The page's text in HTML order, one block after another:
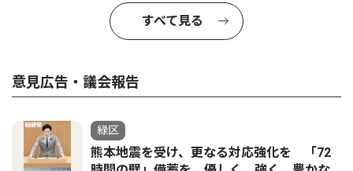
すべて見る
意見広告・議会報告
緑区
熊本地震を受け、更なる対応強化を 「72